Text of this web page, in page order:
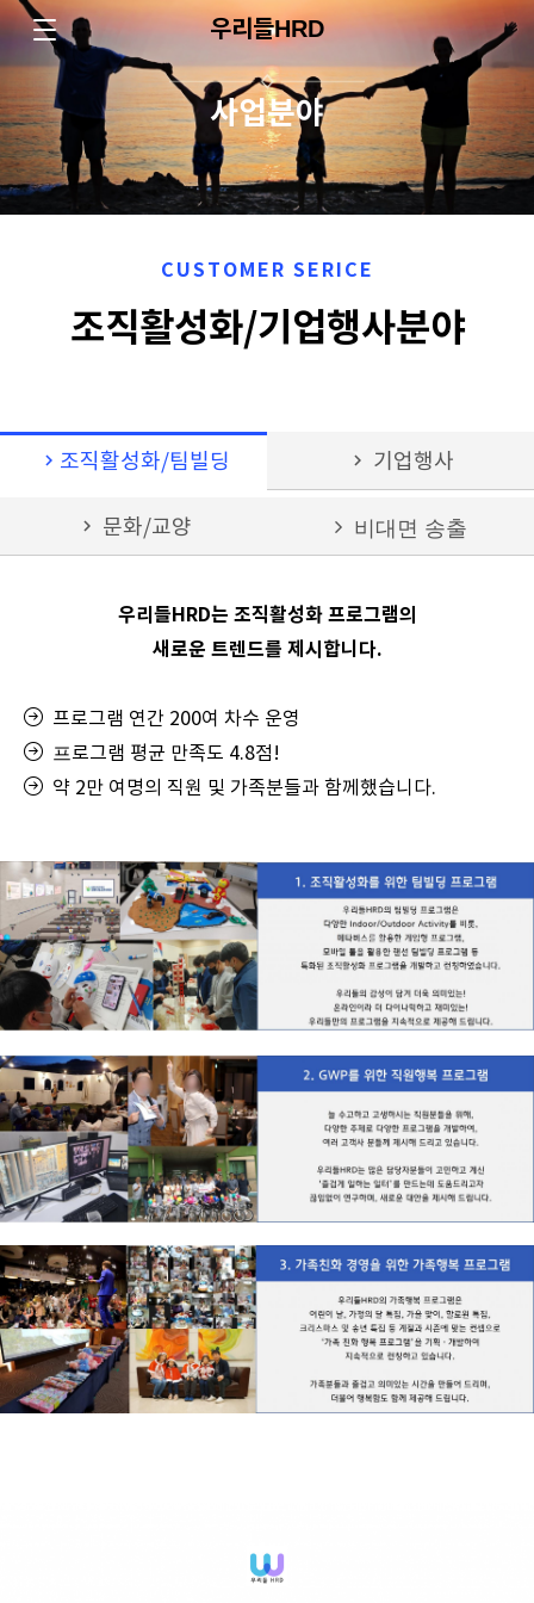
우리들HRD
사업분야
CUSTOMER SERICE
조직활성화/기업행사분야
chevron_right 조직활성화/팀빌딩 chevron_right 기업행사
chevron_right 문화/교양 비대면 송출
우리들HRD는 조직활성화 프로그램의
새로운 트렌드를 제시합니다.
프로그램 연간 200여 차수 운영
프로그램 평균 만족도 4.8점!
약 2만 여명의 직원 및 가족분들과 함께했습니다.